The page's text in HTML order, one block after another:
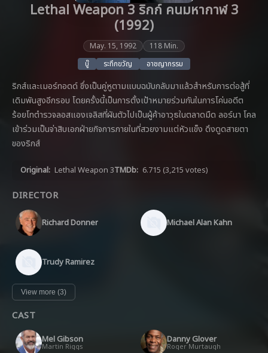
Lethal Weapon 3 ริกก์ คนมหากาฬ 3
(1992)
May. 15, 1992
118 Min.
บู๊
ระทึกขวัญ อาชญากรรม
ริกส์และเมอร์ทอดด์ ซึ่งเป็นคู่หูตามแบบฉบับกลับมาแล้วสำหรับการต่อสู้ที่
เดิมพันสูงอีกรอบ โดยครั้งนี้เป็นการตั้งเป้าหมายร่วมกันในการโค่นอดีต
ร้อยโทตำรวจลอสแองเจลิสที่ผันตัวไปเป็นผู้ค้าอาวุธในตลาดมืด ลอร์นา โคล
เข้าร่วมเป็นจ่าสิบเอกฝ่ายกิจการภายในที่สวยงามแต่หัวแข็ง ดึงดูดสายตา
ของริกส์
Original: Lethal Weapon 3TMDb: 6.715 (3,215 votes)
DIRECTOR
Richard Donner Michael Alan Kahn
Trudy Ramirez
View more (3)
CAST
Mel Gibson
Martin Riggs
Danny Glover
Roger Murtaugh